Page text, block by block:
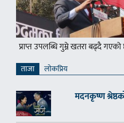
प्राप्त उपलब्धि गुम्ने खतरा बढ्दै
ताजा लाेकप्रिय
मदनकृष्ण